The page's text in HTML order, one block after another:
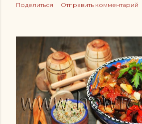
Поделиться Отправить комментарий